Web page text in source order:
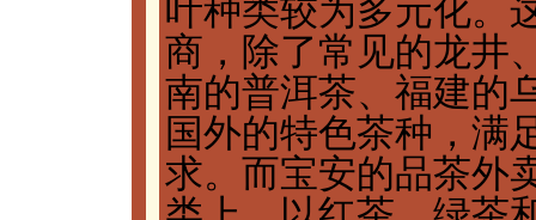
叶种类较为多元化。
商，除了常见的龙井
南的普洱茶、福建的
国外的特色茶种，满
求。而宝安的品茶外